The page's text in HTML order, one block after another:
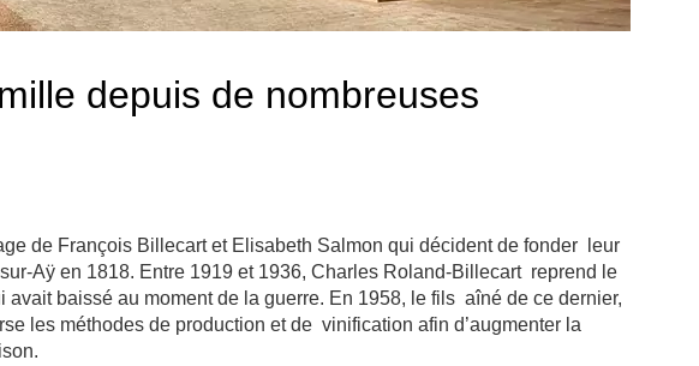
depuis de nombreuses
de François Billecart et Elisabeth Salmon qui décident de fonder leur
Aÿ en 1818. Entre 1919 et 1936, Charles Roland-Billecart reprend le
avait baissé au moment de la guerre. En 1958, le fils aîné de ce dernier,
les méthodes de production et de vinification afin d’augmenter la